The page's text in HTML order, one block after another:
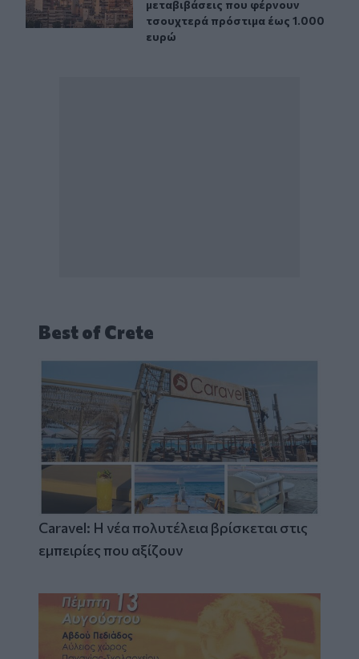
μεταβιβάσεις που φέρνουν
τσουχτερά πρόστιμα έως 1.000
ευρώ
Best of Crete
Caravel: Η νέα πολυτέλεια βρίσκεται στις
εμπειρίες που αξίζουν